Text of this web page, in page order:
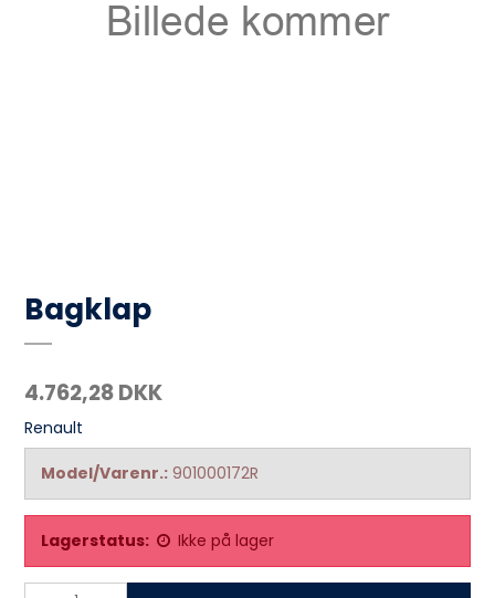
Bagklap
4.762,28 DKK
Renault
Model/Varenr.: 901000172R
Lagerstatus: Ikke på lager